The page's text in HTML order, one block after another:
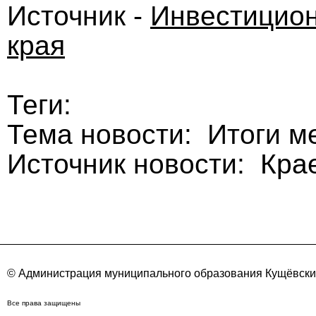
Источник -
края
Теги:
Тема новости: Итоги
Источник новости:
© Администрация муниципального образования
Все права защищены